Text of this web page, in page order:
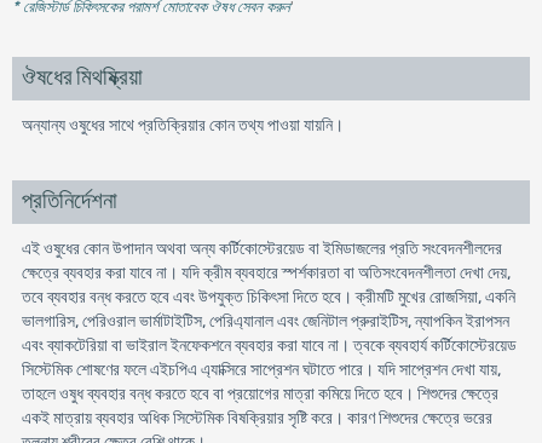
* রেজিস্টার্ড চিকিৎসকের পরামর্শ মোতাবেক ঔষধ সেবন করুন'
ঔষধের মিথষ্ক্রিয়া
অন্যান্য ওষুধের সাথে প্রতিক্রিয়ার কোন তথ্য পাওয়া যায়নি।
প্রতিনির্দেশনা
এই ওষুধের কোন উপাদান অথবা অন্য কর্টিকোস্টেরয়েড বা ইমিডাজলের প্রতি সংবেদনশীলদের
ক্ষেত্রে ব্যবহার করা যাবে না। যদি ক্রীম ব্যবহারে স্পর্শকারতা বা অতিসংবেদনশীলতা দেখা দেয়,
তবে ব্যবহার বন্ধ করতে হবে এবং উপযুক্ত চিকিৎসা দিতে হবে। ক্রীমটি মুখের রােজসিয়া, একনি
ভালগারিস, পেরিওরাল ভার্মাটাইটিস, পেরিএ্যানাল এবং জেনিটাল প্রুরাইটিস, ন্যাপকিন ইরাপসন
এবং ব্যাকটেরিয়া বা ভাইরাল ইনফেকশনে ব্যবহার করা যাবে না। ত্বকে ব্যবহার্য কর্টিকোস্টেরয়েড
সিস্টেমিক শােষণের ফলে এইচপিএ এ্যাক্সিরে সাপ্রেশন ঘটাতে পারে। যদি সাপ্রেশন দেখা যায়,
তাহলে ওষুধ ব্যবহার বন্ধ করতে হবে বা প্রয়ােগের মাত্রা কমিয়ে দিতে হবে। শিশুদের ক্ষেত্রে
একই মাত্রায় ব্যবহার অধিক সিস্টেমিক বিষক্রিয়ার সৃষ্টি করে। কারণ শিশুদের ক্ষেত্রে ভরের